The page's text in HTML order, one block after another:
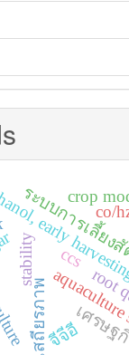
เสถียรภาพ
stabilityearlyccs
ระบบการเลี้
จีจีอี
co/
crop
root